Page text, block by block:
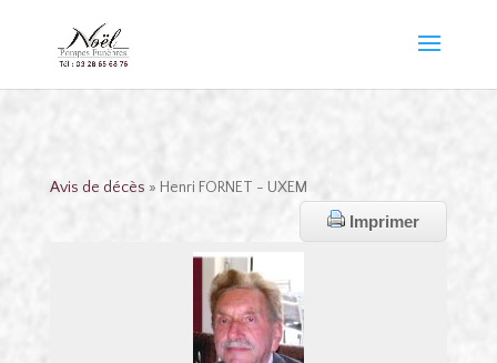
Avis de décès » Henri FORNET - UXEM
Imprimer